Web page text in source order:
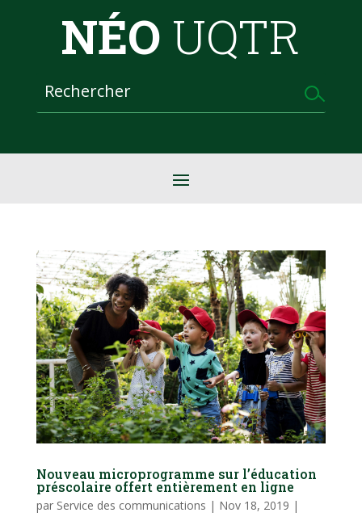
NÉO UQTR
Nouveau microprogramme sur l’éducation
préscolaire offert entièrement en ligne
par Service des communications | Nov 18, 2019 |